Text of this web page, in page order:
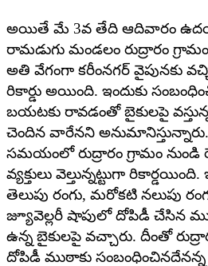
అయితే మే 3వ తేది ఆదివారం
రామడుగు మండలం రుద్రారం గ్రామం
అతి వేగంగా కరీంనగర్ వైపునకు
రికార్డు అయింది. ఇందుకు
బయటకు రావడంతో బైకులపై
చెందిన వారేనని
సమయంలో రుద్రారం గ్రామం నుండి
వ్యక్తులు వెల్తున్నట్టుగా
తెలుపు రంగు, మరోకటి నలుపు
జ్యూవెల్లరీ షాపులో దోపిడీ చేసిన
ఉన్న బైకులపై వచ్చారు. దీంతో
దోపిడీ ముఠాకు సంబంధించినదేనన్న